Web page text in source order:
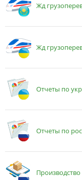
Жд
Жд
Отчеты по
Отчеты по